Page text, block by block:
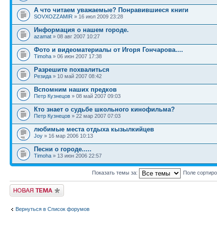
А что читаем уважаемые? Понравившиеся книги
SOVXOZZAMIR » 16 июл 2009 23:28
Информация о нашем городе.
azamat » 08 авг 2007 10:27
Фото и видеоматериалы от Игоря Гончарова....
Timoha » 06 июн 2007 17:38
Разрешите похвалиться
Резида » 10 май 2007 08:42
Вспомним наших предков
Петр Кузнецов » 08 май 2007 09:03
Кто знает о судьбе школьного кинофильма?
Петр Кузнецов » 22 мар 2007 07:03
любимые места отдыха кызылкийцев
Joy » 16 мар 2006 10:13
Песни о городе.....
Timoha » 13 июн 2006 22:57
Показать темы за: Поле
Новая тема
Вернуться в Список форумов